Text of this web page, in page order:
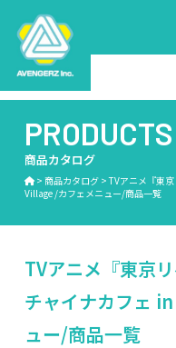
PRODUCTS
商品カタログ
> 商品カタログ>TVアニメ『東
Village /カフェメニュー/商品一覧
TVアニメ『東京
チャイナカフェ
ュー/商品一覧